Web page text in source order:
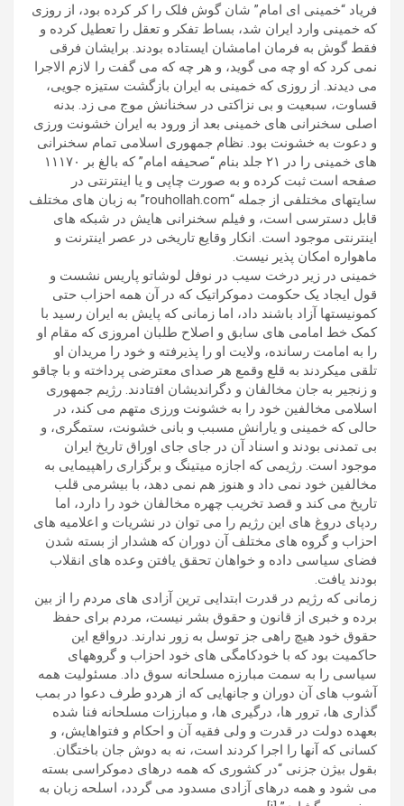
فریاد “خمینی ای امام” شان گوش فلک را کر کرده بود، از روزی
که خمینی وارد ایران شد، بساط تفکر و تعقل را تعطیل کرده و
فقط گوش به فرمان امامشان ایستاده بودند. برایشان فرقی
نمی کرد که او چه می گوید، و هر چه که می گفت را لازم الاجرا
می دیدند. از روزی که خمینی به ایران بازگشت ستیزه جویی،
قساوت، سبعیت و بی نزاکتی در سخنانش موج می زد. بدنه
اصلی سخنرانی های خمینی بعد از ورود به ایران خشونت ورزی
و دعوت به خشونت بود. نظام جمهوری اسلامی تمام سخنرانی
های خمینی را در ۲۱ جلد بنام “صحیفه امام” که بالغ بر ۱۱۱۷۰
صفحه است ثبت کرده و به صورت چاپی و یا اینترنتی در
سایتهای مختلفی از جمله “rouhollah.com” به زبان های مختلف
قابل دسترسی است، و فیلم سخنرانی هایش در شبکه های
اینترنتی موجود است. انکار وقایع تاریخی در عصر اینترنت و
ماهواره امکان پذیر نیست.
خمینی در زیر درخت سیب در نوفل لوشاتو پاریس نشست و
قول ایجاد یک حکومت دموکراتیک که در آن همه احزاب حتی
کمونیستها آزاد باشند داد، اما زمانی که پایش به ایران رسید با
کمک خط امامی های سابق و اصلاح طلبان امروزی که مقام او
را به امامت رسانده، ولایت او را پذیرفته و خود را مریدان او
تلقی میکردند به قلع وقمع هر صدای معترضی پرداخته و با چاقو
و زنجیر به جان مخالفان و دگراندیشان افتادند. رژیم جمهوری
اسلامی مخالفین خود را به خشونت ورزی متهم می کند، در
حالی که خمینی و یارانش مسبب و بانی خشونت، ستمگری، و
بی تمدنی بودند و اسناد آن در جای جای اوراق تاریخ ایران
موجود است. رژیمی که اجازه میتینگ و برگزاری راهپیمایی به
مخالفین خود نمی داد و هنوز هم نمی دهد، با بیشرمی قلب
تاریخ می کند و قصد تخریب چهره مخالفان خود را دارد، اما
ردپای دروغ های این رژیم را می توان در نشریات و اعلامیه های
احزاب و گروه های مختلف آن دوران که هشدار از بسته شدن
فضای سیاسی داده و خواهان تحقق یافتن وعده های انقلاب
بودند یافت.
زمانی که رژیم در قدرت ابتدایی ترین آزادی های مردم را از بین
برده و خبری از قانون و حقوق بشر نیست، مردم برای حفظ
حقوق خود هیچ راهی جز توسل به زور ندارند. درواقع این
حاکمیت بود که با خودکامگی های خود احزاب و گروههای
سیاسی را به سمت مبارزه مسلحانه سوق داد. مسئولیت همه
آشوب های آن دوران و جانهایی که از هردو طرف دعوا در بمب
گذاری ها، ترور ها، درگیری ها، و مبارزات مسلحانه فنا شده
بعهده دولت در قدرت و ولی فقیه آن و احکام و فتواهایش، و
کسانی که آنها را اجرا کردند است، نه به دوش جان باختگان.
بقول بیژن جزنی “در کشوری که همه درهای دموکراسی بسته
می شود و همه درهای آزادی مسدود می گردد، اسلحه زبان به